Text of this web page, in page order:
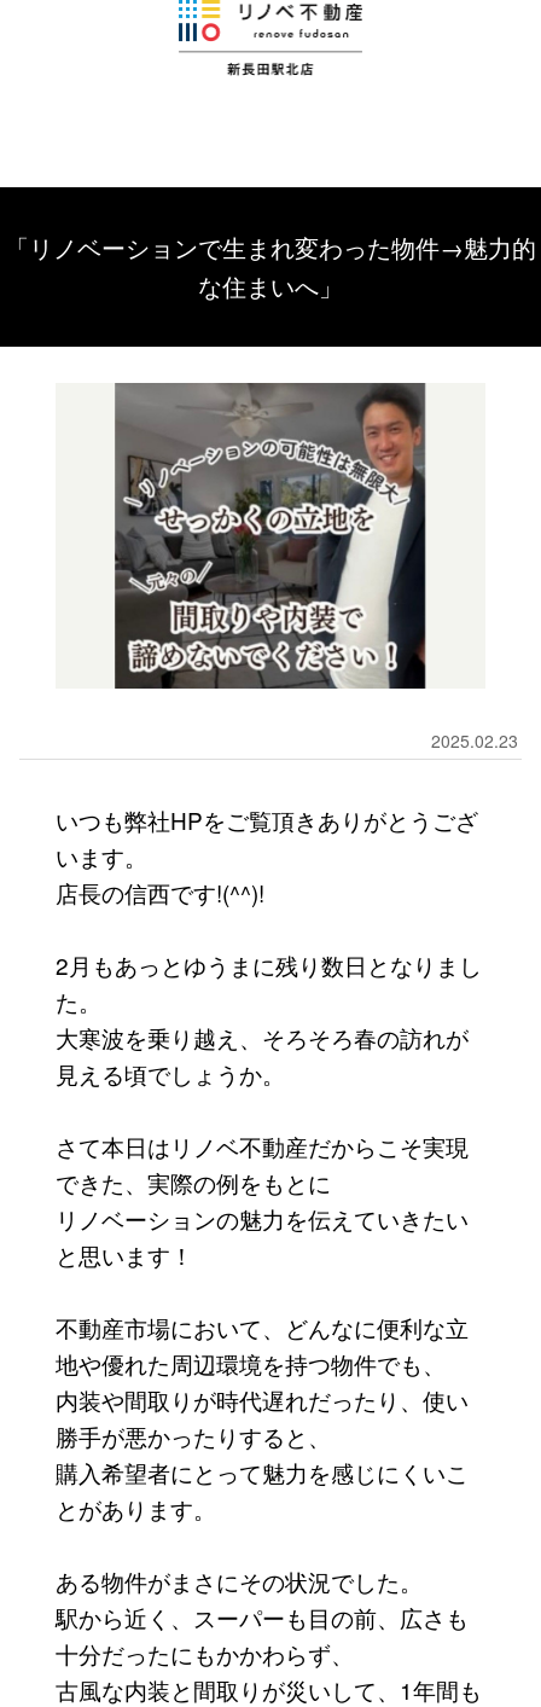
「リノベーションで生まれ変わった物件→魅力的
な住まいへ」
2025.02.23
いつも弊社HPをご覧頂きありがとうござ
います。
店長の信西です!(^^)!
2月もあっとゆうまに残り数日となりまし
た。
大寒波を乗り越え、そろそろ春の訪れが
見える頃でしょうか。
さて本日はリノベ不動産だからこそ実現
できた、実際の例をもとに
リノベーションの魅力を伝えていきたい
と思います！
不動産市場において、どんなに便利な立
地や優れた周辺環境を持つ物件でも、
内装や間取りが時代遅れだったり、使い
勝手が悪かったりすると、
購入希望者にとって魅力を感じにくいこ
とがあります。
ある物件がまさにその状況でした。
駅から近く、スーパーも目の前、広さも
十分だったにもかかわらず、
古風な内装と間取りが災いして、1年間も